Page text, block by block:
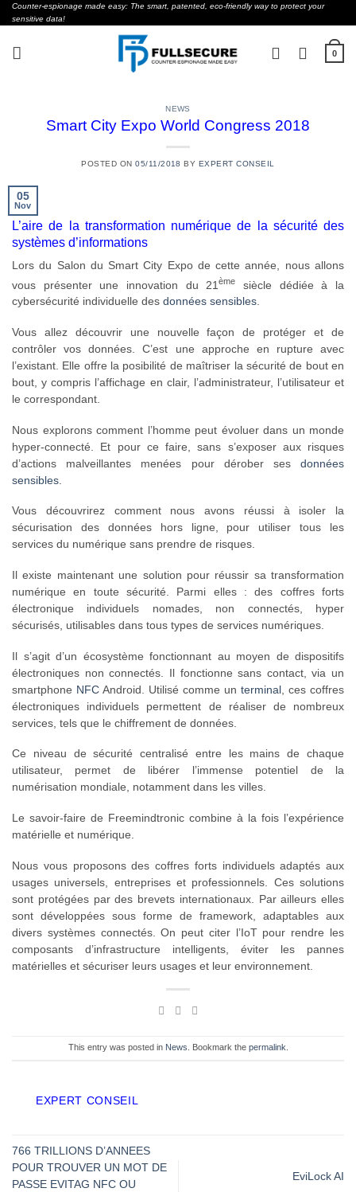
Skip
to
Counter-espionage made easy: The smart, patented, eco-friendly way to protect your
sensitive data!
0
NEWS
Smart City Expo World Congress 2018
POSTED ON05/11/2018 BY EXPERT CONSEIL
05
Nov
L’aire de la transformation numérique de la sécurité des
systèmes d’informations
Lors du Salon du Smart City Expo de cette année, nous allons
vous présenter une innovation du 21ème
siècle dédiée à la
cybersécurité individuelle des données sensibles.
Vous allez découvrir une nouvelle façon de protéger et de
contrôler vos données. C’est une approche en rupture avec
l’existant. Elle offre la posibilité de maîtriser la sécurité de bout en
bout, y compris l’affichage en clair, l’administrateur, l’utilisateur et
le correspondant.
Nous explorons comment l’homme peut évoluer dans un monde
hyper-connecté. Et pour ce faire, sans s’exposer aux risques
d’actions malveillantes menées pour dérober ses données
sensibles
Vous découvrirez comment nous avons réussi à isoler la
sécurisation des données hors ligne, pour utiliser tous les
services du numérique sans prendre de risques.
Il existe maintenant une solution pour réussir sa transformation
numérique en toute sécurité. Parmi elles : des coffres forts
électronique individuels nomades, non connectés, hyper
sécurisés, utilisables dans tous types de services numériques.
Il s’agit d’un écosystème fonctionnant au moyen de dispositifs
électroniques non connectés. Il fonctionne sans contact, via un
smartphone NFC Android. Utilisé comme un terminal
, ces coffres
électroniques individuels permettent de réaliser de nombreux
services, tels que le chiffrement de données.
Ce niveau de sécurité centralisé entre les mains de chaque
utilisateur, permet de libérer l’immense potentiel de la
numérisation mondiale, notamment dans les villes.
Le savoir-faire de Freemindtronic combine à la fois l’expérience
matérielle et numérique.
Nous vous proposons des coffres forts individuels adaptés aux
usages universels, entreprises et professionnels. Ces solutions
sont protégées par des brevets internationaux. Par ailleurs elles
sont développées sous forme de framework, adaptables aux
divers systèmes connectés. On peut citer l’IoT pour rendre les
composants d’infrastructure intelligents, éviter les pannes
matérielles et sécuriser leurs usages et leur environnement.
This entry was posted in News . Bookmark the permalink
EXPERT CONSEIL
766 TRILLIONS D’ANNEES
POUR TROUVER UN MOT DE
PASSE EVITAG NFC OU
EviLock AI